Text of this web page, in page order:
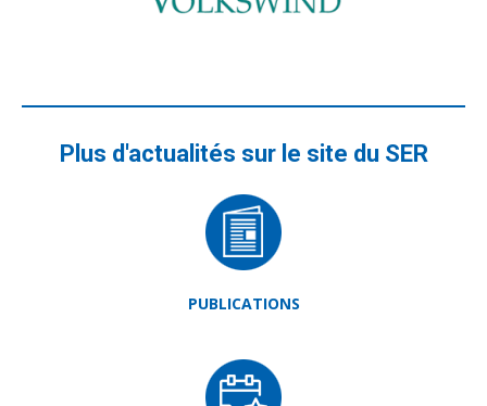
Plus d'actualités sur le site du SER
PUBLICATIONS